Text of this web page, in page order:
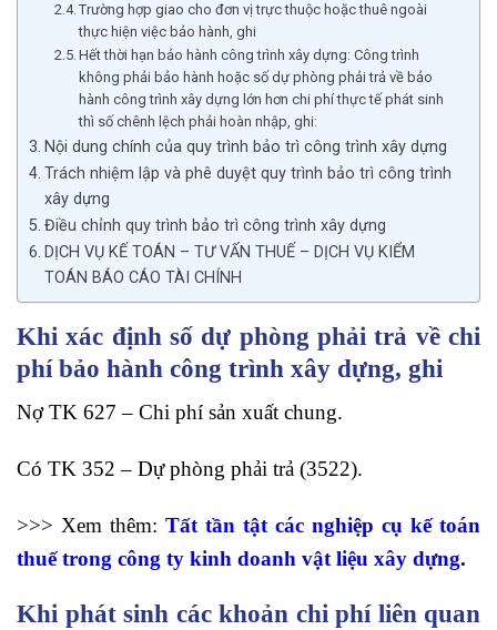
Trường hợp giao cho đơn vị trực thuộc hoặc thuê ngoài
thực hiện việc bảo hành, ghi
Hết thời hạn bảo hành công trình xây dựng: Công trình
không phải bảo hành hoặc số dự phòng phải trả về bảo
hành công trình xây dựng lớn hơn chi phí thực tế phát sinh
thì số chênh lệch phải hoàn nhập, ghi:
Nội dung chính của quy trình bảo trì công trình xây dựng
Trách nhiệm lập và phê duyệt quy trình bảo trì công trình
xây dựng
Điều chỉnh quy trình bảo trì công trình xây dựng
DỊCH VỤ KẾ TOÁN – TƯ VẤN THUẾ – DỊCH VỤ KIỂM
TOÁN BÁO CÁO TÀI CHÍNH
Khi xác định số dự phòng phải trả về chi
phí bảo hành công trình xây dựng, ghi
Nợ TK 627 – Chi phí sản xuất chung.
Có TK 352 – Dự phòng phải trả (3522).
>>> Xem thêm: Tất tần tật các nghiệp cụ kế toán
thuế trong công ty kinh doanh vật liệu xây dựng.
Khi phát sinh các khoản chi phí liên quan